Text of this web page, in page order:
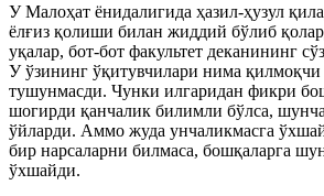
У Малоҳат ёнидалигида ҳазил-ҳузул
ёлғиз қолиши билан жиддий бўлиб
уқалар, бот-бот факультет деканининг
У ўзининг ўқитувчилари нима
тушунмасди. Чунки илгаридан фикри
шогирди қанчалик билимли бўлса,
ўйларди. Аммо жуда унчаликмасга
бир нарсаларни билмаса, бошқаларга
ўхшайди.